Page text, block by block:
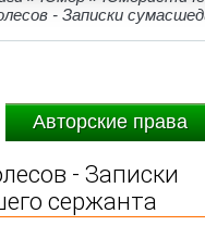
- Записки
Авторские права
- Записки
сержанта